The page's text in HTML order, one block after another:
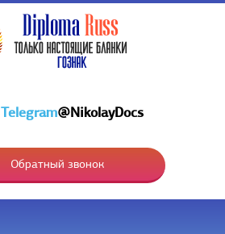
Telegram@NikolayDocs
Обратный звонок